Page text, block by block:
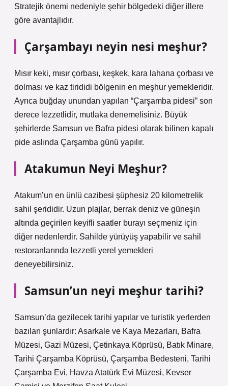
Stratejik önemi nedeniyle şehir bölgedeki diğer illere
göre avantajlıdır.
Çarşambayı neyin nesi meşhur?
Mısır keki, mısır çorbası, keşkek, kara lahana çorbası ve
dolması ve kaz tirididi bölgenin en meşhur yemekleridir.
Ayrıca buğday unundan yapılan “Çarşamba pidesi” son
derece lezzetlidir, mutlaka denemelisiniz. Büyük
şehirlerde Samsun ve Bafra pidesi olarak bilinen kapalı
pide aslında Çarşamba günü yapılır.
Atakumun Neyi Meşhur?
Atakum’un en ünlü cazibesi şüphesiz 20 kilometrelik
sahil şerididir. Uzun plajlar, berrak deniz ve güneşin
altında geçirilen keyifli saatler burayı seçmeniz için
diğer nedenlerdir. Sahilde yürüyüş yapabilir ve sahil
restoranlarında lezzetli yerel yemekleri
deneyebilirsiniz.
Samsun’un neyi meşhur tarihi?
Samsun’da gezilecek tarihi yapılar ve turistik yerlerden
bazıları şunlardır: Asarkale ve Kaya Mezarları, Bafra
Müzesi, Gazi Müzesi, Çetinkaya Köprüsü, Batık Minare,
Tarihi Çarşamba Köprüsü, Çarşamba Bedesteni, Tarihi
Çarşamba Evi, Havza Atatürk Evi Müzesi, Kevser